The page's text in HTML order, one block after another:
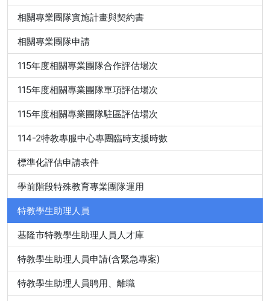
相關專業團隊實施計畫與契約書
相關專業團隊申請
115年度相關專業團隊合作評估場次
115年度相關專業團隊單項評估場次
115年度相關專業團隊駐區評估場次
114-2特教專服中心專團臨時支援時數
標準化評估申請表件
學前階段特殊教育專業團隊運用
特教學生助理人員
基隆市特教學生助理人員人才庫
特教學生助理人員申請(含緊急專案)
特教學生助理人員聘用、離職